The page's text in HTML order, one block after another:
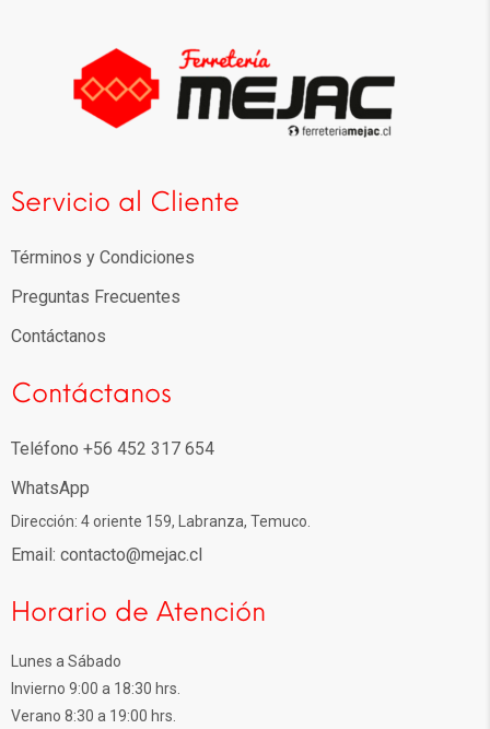
Servicio al Cliente
Términos y Condiciones
Preguntas Frecuentes
Contáctanos
Contáctanos
Teléfono +56 452 317 654
WhatsApp
Dirección: 4 oriente 159, Labranza, Temuco.
Email: contacto@mejac.cl
Horario de Atención
Lunes a Sábado
Invierno 9:00 a 18:30 hrs.
Verano 8:30 a 19:00 hrs.